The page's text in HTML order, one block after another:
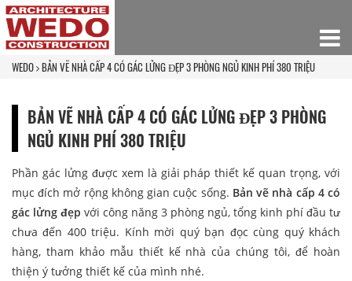
WEDO BẢN VẼ NHÀ CẤP 4 CÓ GÁC LỬNG ĐẸP 3 PHÒNG NGỦ KINH PHÍ 380 TRIỆU
BẢN VẼ NHÀ CẤP 4 CÓ GÁC LỬNG ĐẸP 3 PHÒNG
NGỦ KINH PHÍ 380 TRIỆU
Phần gác lửng được xem là giải pháp thiết kế quan trọng, với
mục đích mở rộng không gian cuộc sống. Bản vẽ nhà cấp 4 có
gác lửng đẹp với công năng 3 phòng ngủ, tổng kinh phí đầu tư
chưa đến 400 triệu. Kính mời quý bạn đọc cùng quý khách
hàng, tham khảo mẫu thiết kế nhà của chúng tôi, để hoàn
thiện ý tưởng thiết kế của mình nhé.